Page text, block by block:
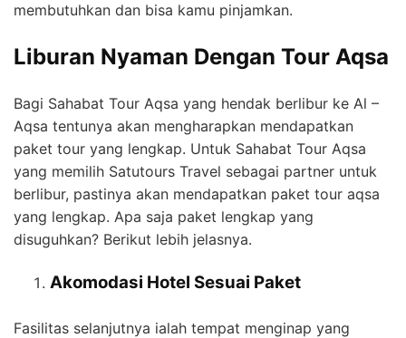
membutuhkan dan bisa kamu pinjamkan.
Liburan Nyaman Dengan Tour Aqsa
Bagi Sahabat Tour Aqsa yang hendak berlibur ke Al –
Aqsa tentunya akan mengharapkan mendapatkan
paket tour yang lengkap. Untuk Sahabat Tour Aqsa
yang memilih Satutours Travel sebagai partner untuk
berlibur, pastinya akan mendapatkan paket tour aqsa
yang lengkap. Apa saja paket lengkap yang
disuguhkan? Berikut lebih jelasnya.
Akomodasi Hotel Sesuai Paket
Fasilitas selanjutnya ialah tempat menginap yang